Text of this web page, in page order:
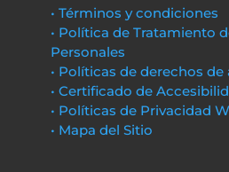
• Términos y condiciones
• Política de Tratamiento
Personales
• Políticas de derechos de
• Certificado de
• Políticas de Privacidad
• Mapa del Sitio